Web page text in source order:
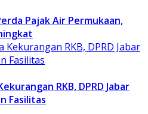
Pajak Air Permukaan,
RKB, DPRD Jabar
Fasilitas